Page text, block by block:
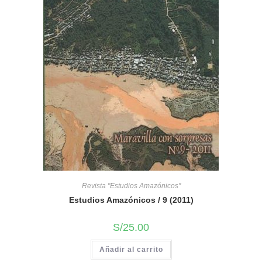
Revista "Estudios Amazónicos"
Estudios Amazónicos / 9 (2011)
S/25.00
Añadir al carrito